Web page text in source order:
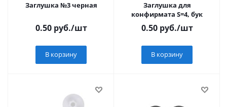
Заглушка №3 черная
0.50руб./шт
В корзину
Заглушка для
конфирмата S=4, бук
0.50руб./шт
В корзину